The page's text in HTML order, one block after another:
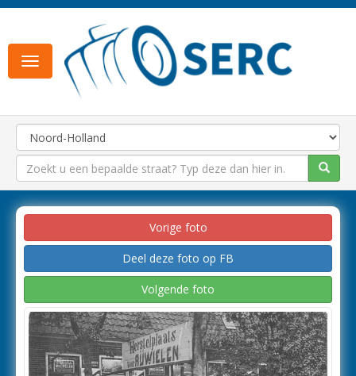
Toggle
navigation
Vorige foto
Deel deze foto op FB
Volgende foto